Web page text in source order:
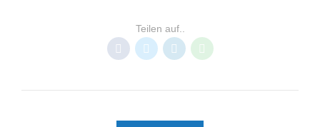
Teilen auf..